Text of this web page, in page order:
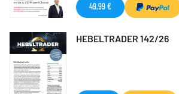
49,99 €
HEBELTRADER 142/26